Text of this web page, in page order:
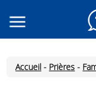
Consacré
Lecture du jour
Accueil - Prières -